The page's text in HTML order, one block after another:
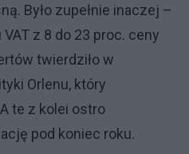
Było zupełnie inaczej –
z 8 do 23 proc. ceny
twierdziło w
Orlenu, który
te z kolei ostro
pod koniec roku.